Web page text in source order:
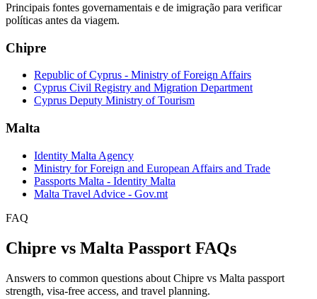
Principais fontes governamentais e de imigração para verificar
políticas antes da viagem.
Chipre
Republic of Cyprus - Ministry of Foreign Affairs
Cyprus Civil Registry and Migration Department
Cyprus Deputy Ministry of Tourism
Malta
Identity Malta Agency
Ministry for Foreign and European Affairs and Trade
Passports Malta - Identity Malta
Malta Travel Advice - Gov.mt
FAQ
Chipre vs Malta Passport FAQs
Answers to common questions about Chipre vs Malta passport
strength, visa-free access, and travel planning.